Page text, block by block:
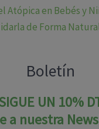
Atópica en Bebés y
de Forma
Boletín
UN 10%
a nuestra